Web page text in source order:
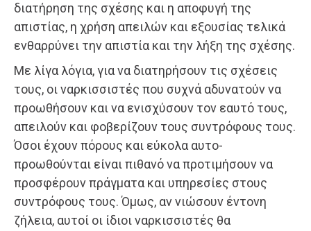
διατήρηση της σχέσης και η αποφυγή της
απιστίας, η χρήση απειλών και εξουσίας τελικά
ενθαρρύνει την απιστία και την λήξη της σχέσης.
Με λίγα λόγια, για να διατηρήσουν τις σχέσεις
τους, οι ναρκισσιστές που συχνά αδυνατούν να
προωθήσουν και να ενισχύσουν τον εαυτό τους,
απειλούν και φοβερίζουν τους συντρόφους τους.
Όσοι έχουν πόρους και εύκολα αυτο-
προωθούνται είναι πιθανό να προτιμήσουν να
προσφέρουν πράγματα και υπηρεσίες στους
συντρόφους τους. Όμως, αν νιώσουν έντονη
ζήλεια, αυτοί οι ίδιοι ναρκισσιστές θα